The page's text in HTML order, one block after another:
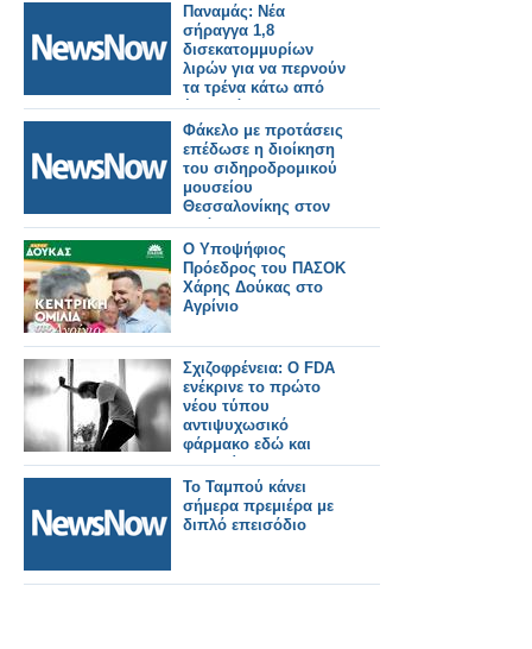
Παναμάς: Νέα
σήραγγα 1,8
δισεκατομμυρίων
λιρών για να περνούν
τα τρένα κάτω από
ένα από τα πιο
διάσημα κανάλια του
κόσμου
Φάκελο με προτάσεις
επέδωσε η διοίκηση
του σιδηροδρομικού
μουσείου
Θεσσαλονίκης στον
πρόεδρο του ΟΣΕ
Γιάννο Γραμματίδη.
Ο Υποψήφιος
Πρόεδρος του ΠΑΣΟΚ
Χάρης Δούκας στο
Αγρίνιο
Σχιζοφρένεια: Ο FDA
ενέκρινε το πρώτο
νέου τύπου
αντιψυχωσικό
φάρμακο εδώ και
δεκαετίες
Το Ταμπού κάνει
σήμερα πρεμιέρα με
διπλό επεισόδιο